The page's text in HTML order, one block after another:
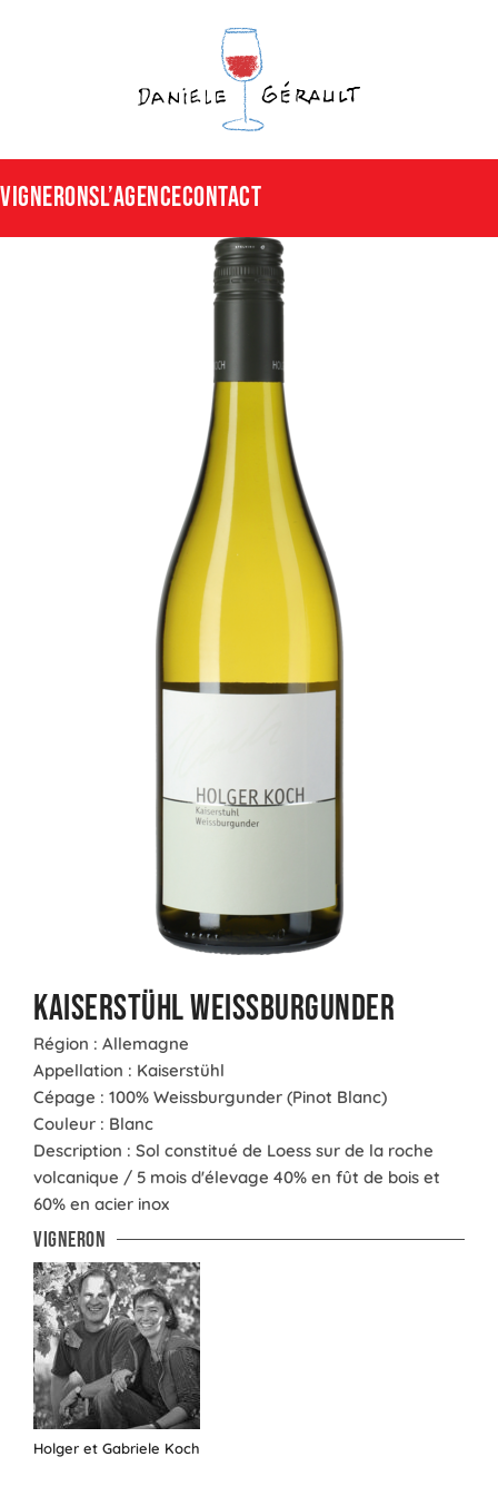
VigneronsL’agenceCONTACT
Kaiserstühl Weissburgunder
Région : Allemagne
Appellation : Kaiserstühl
Cépage : 100% Weissburgunder (Pinot Blanc)
Couleur : Blanc
Description : Sol constitué de Loess sur de la roche
volcanique / 5 mois d'élevage 40% en fût de bois et
60% en acier inox
Vigneron
Holger et Gabriele Koch